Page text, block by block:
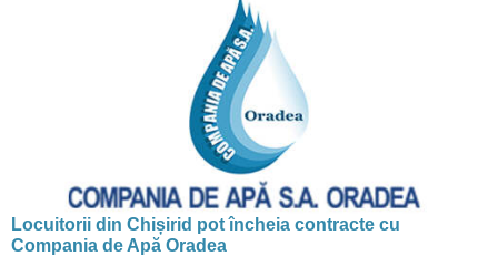
Locuitorii din Chișirid pot încheia contracte cu
Compania de Apă Oradea